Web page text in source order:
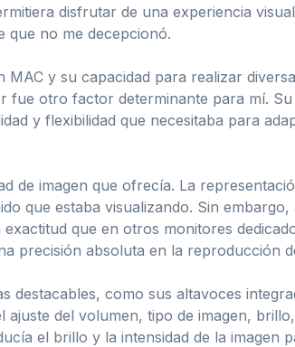
disfrutar de una experiencia
que no me decepcionó.
y su capacidad para realizar
fue otro factor determinante para mí. Su
y flexibilidad que necesitaba para
de imagen que ofrecía. La
que estaba visualizando. Sin embargo,
que en otros monitores
precisión absoluta en la reproducción
como sus altavoces
del volumen, tipo de imagen,
el brillo y la intensidad de la imagen